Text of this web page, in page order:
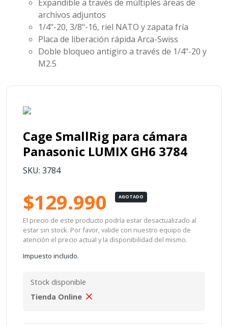
Expandible a través de múltiples áreas de
archivos adjuntos
1/4"-20, 3/8"-16, riel NATO y zapata fría
Placa de liberación rápida Arca-Swiss
Doble bloqueo antigiro a través de 1/4"-20 y
M2.5
Cage SmallRig para cámara
Panasonic LUMIX GH6 3784
SKU: 3784
$129.990 AGOTADO
El precio de este producto podría estar desactualizado al
estar sin stock. Por favor, valide con nuestro equipo de
atención el precio actual y la disponibilidad del mismo.
Impuesto incluido.
Stock disponible
Tienda Online